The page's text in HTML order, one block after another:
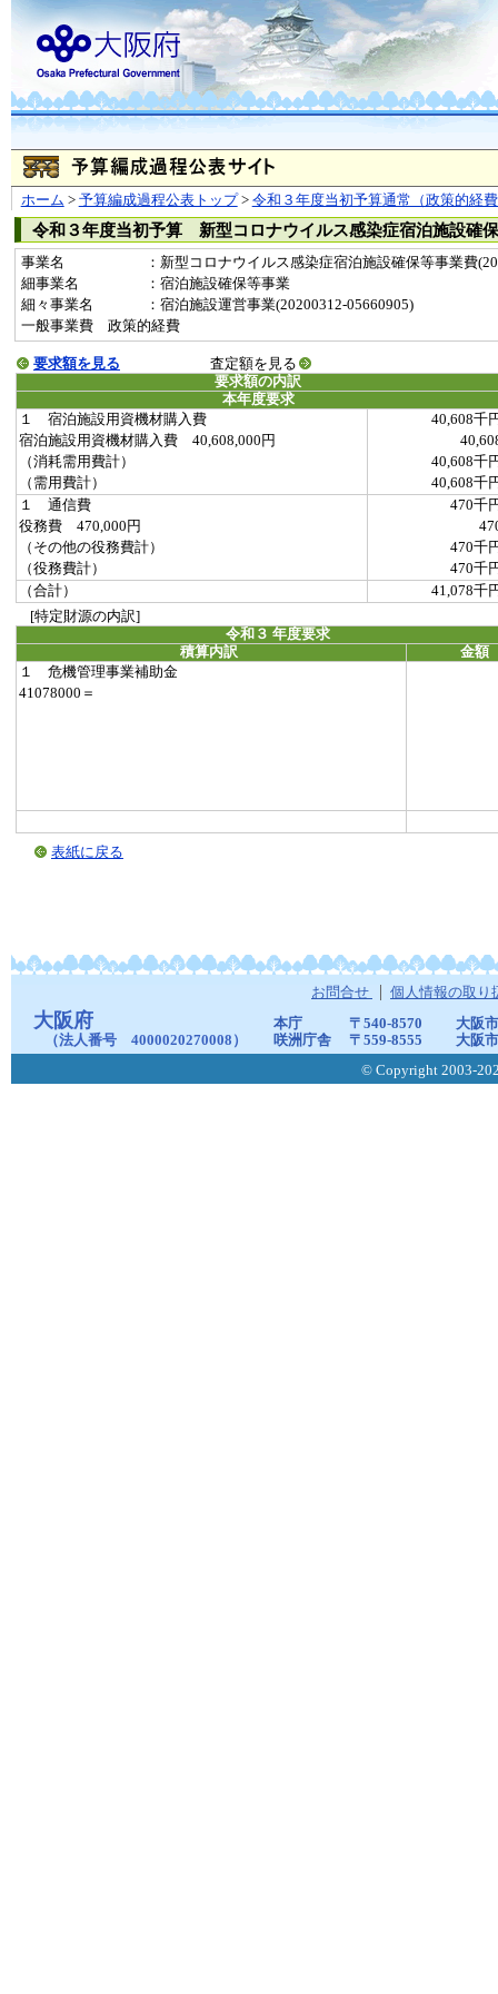
ホーム > 予算編成過程公表トップ> 令和３年度当初予算通常（政策的経
令和３年度当初予算 新型コロナウイルス感染症宿泊施設確
事業名
：新型コロナウイルス感染症宿泊施設確保等事業費
細事業名
：宿泊施設確保等事業
細々事業名
：宿泊施設運営事業(20200312-05660905)
一般事業費 政策的経費
要求額を見る
査定額を見る
要求額の内訳
本年度要求
１ 宿泊施設用資機材購入費
40,608千
宿泊施設用資機材購入費 40,608,000円
（消耗需用費計）
40,608千
（需用費計）
40,608千
１ 通信費
470千
役務費 470,000円
（その他の役務費計）
470千
（役務費計）
470千
（合計）
41,078千
[特定財源の内訳]
令和３ 年度要求
積算内訳
金額
１ 危機管理事業補助金
41078000＝
表紙に戻る
お問合せ 個人情報の取り
大阪府
（法人番号 4000020270008）
本庁 〒540-8570
大阪
咲洲庁舎
〒559-8555
大阪
© Copyright 2003-